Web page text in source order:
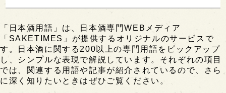
「日本酒用語」は、日本酒専門WEBメディア
「SAKETIMES」が提供するオリジナルのサービスで
す。日本酒に関する200以上の専門用語をピックアップ
し、シンプルな表現で解説しています。それぞれの項目
では、関連する用語や記事が紹介されているので、さら
に深く知りたいときはぜひご覧ください。